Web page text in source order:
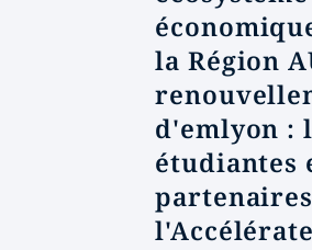
la Région
d'emlyon :
étudiantes